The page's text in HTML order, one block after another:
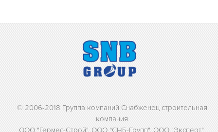
© 2006-2018 Группа компаний Снабженец строительная
компания
ООО "Гермес-Строй", ООО "СНБ-Групп", ООО "Эксперт",